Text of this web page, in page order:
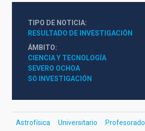
TIPO DE NOTICIA
RESULTADO DE INVESTIGACIÓN
ÁMBITO
CIENCIA Y TECNOLOGÍA
SEVERO OCHOA
SO INVESTIGACIÓN
Astrofísica Universitario Profesorado